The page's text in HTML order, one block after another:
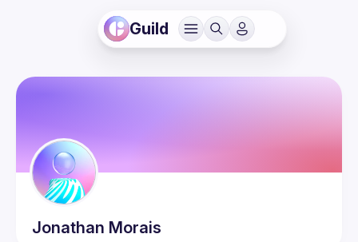
Guild
Jonathan Morais